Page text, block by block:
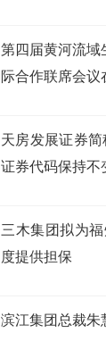
第四届黄河流域
际合作联席会议
天房发展证券简
证券代码保持不
三木集团拟为
度提供担保
滨江集团总裁朱